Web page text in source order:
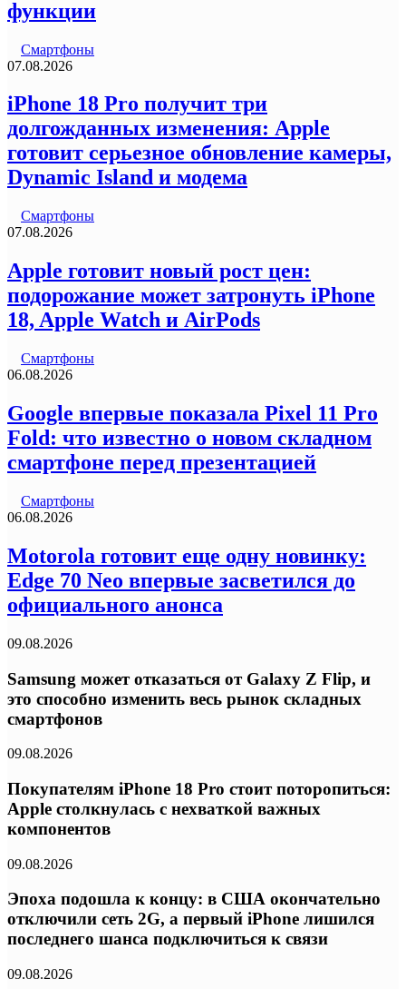
функции
Смартфоны
07.08.2026
iPhone 18 Pro получит три
долгожданных изменения: Apple
готовит серьезное обновление камеры,
Dynamic Island и модема
Смартфоны
07.08.2026
Apple готовит новый рост цен:
подорожание может затронуть iPhone
18, Apple Watch и AirPods
Смартфоны
06.08.2026
Google впервые показала Pixel 11 Pro
Fold: что известно о новом складном
смартфоне перед презентацией
Смартфоны
06.08.2026
Motorola готовит еще одну новинку:
Edge 70 Neo впервые засветился до
официального анонса
09.08.2026
Samsung может отказаться от Galaxy Z Flip, и
это способно изменить весь рынок складных
смартфонов
09.08.2026
Покупателям iPhone 18 Pro стоит поторопиться:
Apple столкнулась с нехваткой важных
компонентов
09.08.2026
Эпоха подошла к концу: в США окончательно
отключили сеть 2G, а первый iPhone лишился
последнего шанса подключиться к связи
09.08.2026